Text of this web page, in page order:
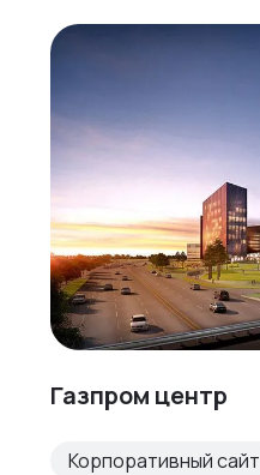
Газпром центр
Корпоративный сайт